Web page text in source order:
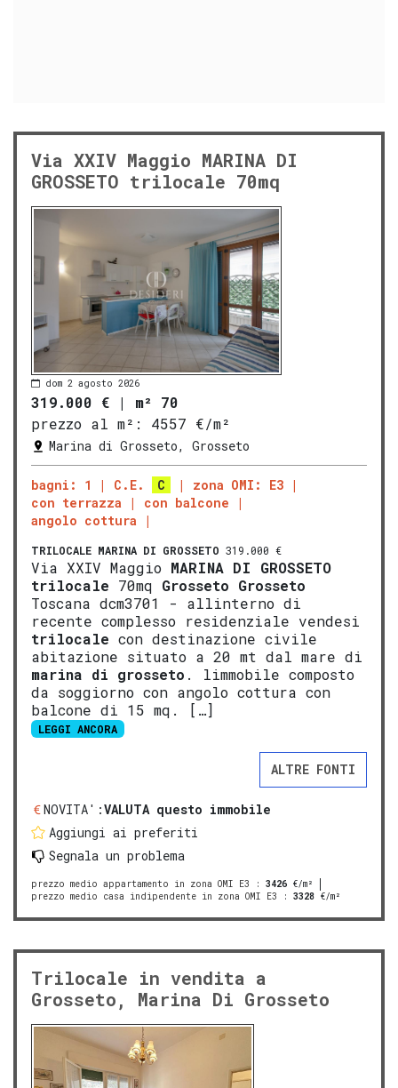
Via XXIV Maggio MARINA DI
GROSSETO trilocale 70mq
dom 2 agosto 2026
319.000 € | m² 70
prezzo al m²:
4557 €/m²
Marina di Grosseto, Grosseto
bagni: 1 C.E. C
zona OMI: E3
con terrazza
con balcone
angolo cottura
TRILOCALE MARINA DI GROSSETO 319.000 €
Via XXIV Maggio MARINA DI GROSSETO
trilocale 70mq Grosseto Grosseto
Toscana dcm3701 - allinterno di
recente complesso residenziale vendesi
trilocale con destinazione civile
abitazione situato a 20 mt dal mare di
marina di grosseto . limmobile composto
da soggiorno con angolo cottura con
balcone di 15 mq. […]
LEGGI ANCORA
ALTRE FONTI
NOVITA':VALUTA questo immobile
Aggiungi ai preferiti
Segnala un problema
prezzo medio appartamento in zona OMI E3 : 3426 €/m²
prezzo medio casa indipendente in zona OMI E3 : 3328 €/m²
Trilocale in vendita a
Grosseto, Marina Di Grosseto